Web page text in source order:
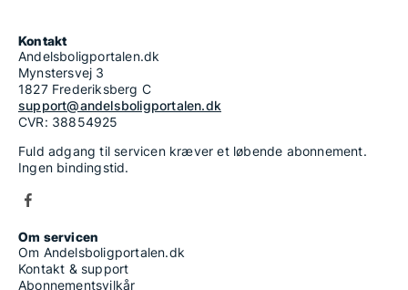
Kontakt
Andelsboligportalen.dk
Mynstersvej 3
1827 Frederiksberg C
support@andelsboligportalen.dk
CVR: 38854925
Fuld adgang til servicen kræver et løbende abonnement.
Ingen bindingstid.
Om servicen
Om Andelsboligportalen.dk
Kontakt & support
Abonnementsvilkår